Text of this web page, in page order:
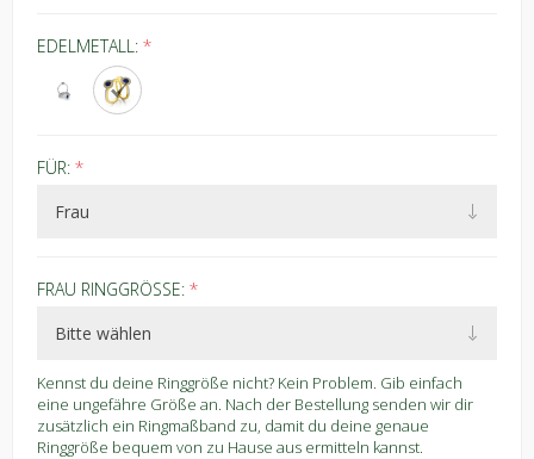
EDELMETALL: *
FÜR: *
FRAU RINGGRÖSSE: *
Kennst du deine Ringgröße nicht? Kein Problem. Gib einfach
eine ungefähre Größe an. Nach der Bestellung senden wir dir
zusätzlich ein Ringmaßband zu, damit du deine genaue
Ringgröße bequem von zu Hause aus ermitteln kannst.